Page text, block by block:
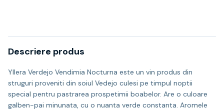
Descriere produs
Yllera Verdejo Vendimia Nocturna este un vin produs din
struguri proveniti din soiul Vedejo culesi pe timpul noptii
special pentru pastrarea prospetimii boabelor. Are o culoare
galben-pai minunata, cu o nuanta verde constanta. Aromele